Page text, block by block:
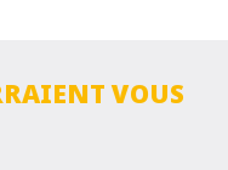
VOUS